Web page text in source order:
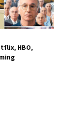
HBO,